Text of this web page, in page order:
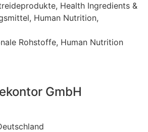
, Health Ingredients &
, Human Nutrition,
Rohstoffe, Human Nutrition
GmbH